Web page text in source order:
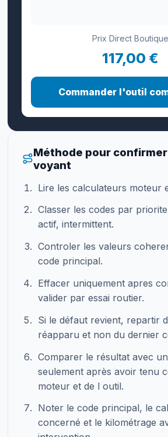
Prix Direct Boutique
117,00 €
Commander l'outil
Méthode pour confirmer
voyant
Lire les calculateurs moteur
Classer les codes par
actif, intermittent.
Controler les valeurs
code principal.
Effacer uniquement apres
valider par essai routier.
Si le défaut revient, repartir
réapparu et non du dernier
Comparer le résultat avec
seulement après avoir tenu
moteur et de l outil.
Noter le code principal, le
concerné et le kilométrage